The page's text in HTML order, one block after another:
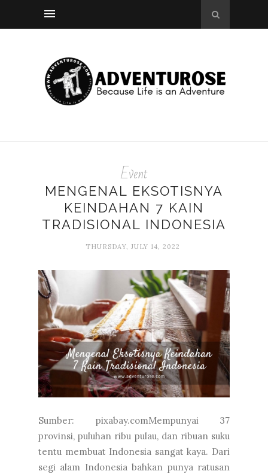
Event
MENGENAL EKSOTISNYA
KEINDAHAN 7 KAIN
TRADISIONAL INDONESIA
THURSDAY, JULY 14, 2022
Sumber: pixabay.comMempunyai 37
provinsi, puluhan ribu pulau, dan ribuan suku
tentu membuat Indonesia sangat kaya. Dari
segi alam Indonesia bahkan punya ratusan